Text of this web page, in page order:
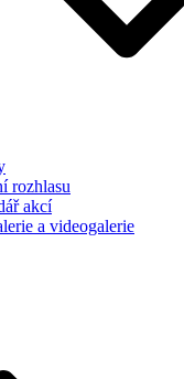
rozhlasu
akcí
a videogalerie